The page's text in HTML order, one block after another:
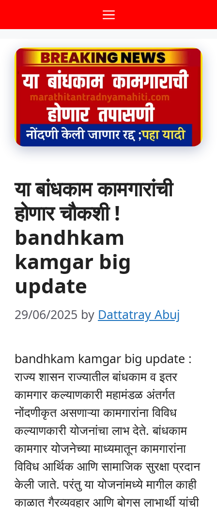
to
content
Menu
या बांधकाम कामगारांची
होणार चौकशी !
bandhkam
kamgar big
update
29/06/2025 by Dattatray Abuj
bandhkam kamgar big update :
राज्य शासन राज्यातील बांधकाम व इतर
कामगार कल्याणकारी महामंडळ अंतर्गत
नोंदणीकृत असणाऱ्या कामगारांना विविध
कल्याणकारी योजनांचा लाभ देते. बांधकाम
कामगार योजनेच्या माध्यमातून कामगारांना
विविध आर्थिक आणि सामाजिक सुरक्षा प्रदान
केली जाते. परंतु या योजनांमध्ये मागील काही
काळात गैरव्यवहार आणि बोगस लाभार्थी यांची